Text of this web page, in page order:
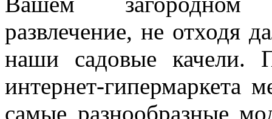
развлечение, не отходя
наши садовые качели.
интернет-гипермаркета
самые разнообразные